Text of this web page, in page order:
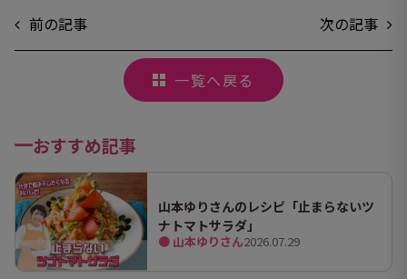
前の記事 次の記事
一覧へ戻る
おすすめ記事
山本ゆりさんのレシピ「止まらないツ
ナトマトサラダ」
● 山本ゆりさん2026.07.29